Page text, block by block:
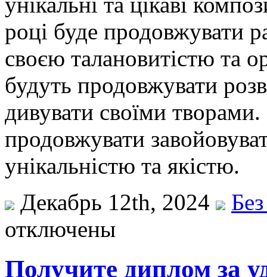
році буде продовжувати
своєю талановитістю та
будуть продовжувати
дивувати своїми
продовжувати
унікальністю та якістю.
Декабрь 12th, 2024
отключены
Получите диплом за